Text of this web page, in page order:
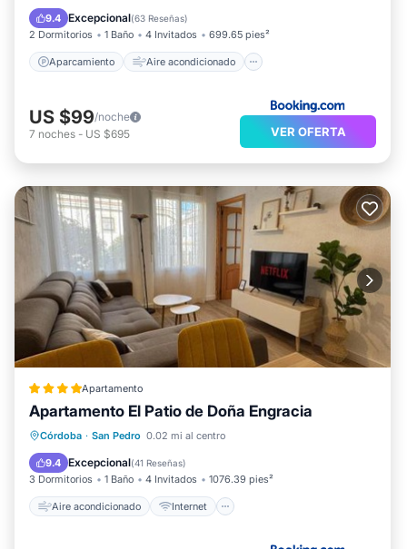
9.4 Excepcional(63 Reseñas)
2 Dormitorios 1 Baño 4 Invitados 699.65 pies²
Aparcamiento Aire acondicionado
Internet
Apto para niños
US $99/noche
7 noches - US $695 VER OFERTA
Apartamento
Apartamento El Patio de Doña Engracia
Córdoba · San Pedro 0.02 mi al centro
9.4 Excepcional(41 Reseñas)
3 Dormitorios 1 Baño 4 Invitados 1076.39 pies²
Aire acondicionado Internet
Aire acondicionado
Internet
Apto para niños